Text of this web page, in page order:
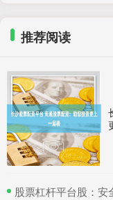
推荐阅读
股票杠杆平台股：